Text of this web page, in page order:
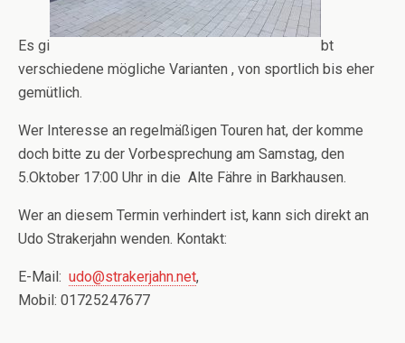
Es gi
bt
verschiedene mögliche Varianten , von sportlich bis eher
gemütlich.
Wer Interesse an regelmäßigen Touren hat, der komme
doch bitte zu der Vorbesprechung am Samstag, den
5.Oktober 17:00 Uhr in die Alte Fähre in Barkhausen.
Wer an diesem Termin verhindert ist, kann sich direkt an
Udo Strakerjahn wenden. Kontakt:
E-Mail: udo@strakerjahn.net,
Mobil: 01725247677